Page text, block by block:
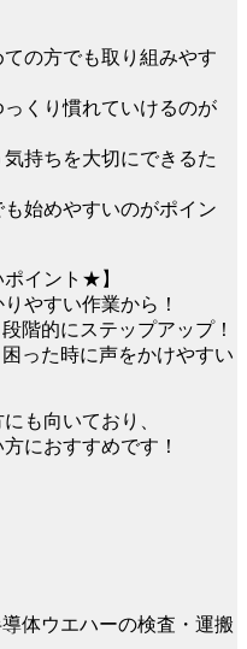
の方でも取り組みやす
くり慣れていけるのが
気持ちを大切にできるた
始めやすいのがポイン
ポイント★】
やすい作業から！
階的にステップアップ！
った時に声をかけやすい
も向いており、
におすすめです！
体ウエハーの検査・運搬